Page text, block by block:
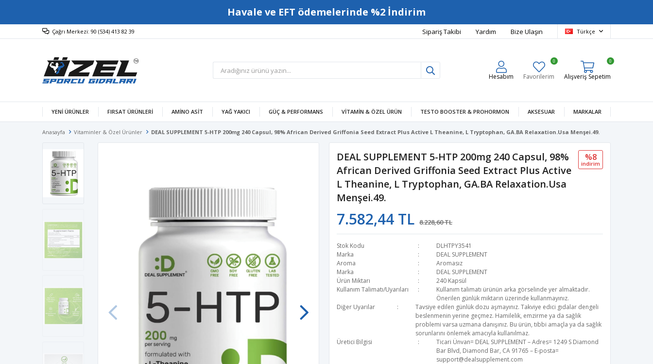
Havale ve EFT ödemelerinde %2 İndirim
Çağrı Merkezi: 90 (534) 413 82 39 Sipariş Takibi Yardım Bize Ulaşın Türkçe
Hesabım Favorilerim
0
Alışveriş Sepetim
0
YENİ ÜRÜNLER FIRSAT ÜRÜNLERİ AMINO ASIT YAĞ YAKICI GÜÇ & PERFORMANS VITAMIN & ÖZEL ÜRÜN TESTO BOOSTER & PROHORMON AKSESUAR MARKALAR
Anasayfa Vitaminler & Özel Ürünler DEAL SUPPLEMENT 5-HTP 200mg 240 Capsul, 98% African Derived Griffonia Seed Extract Plus Active L Theanine, L Tryptophan, GA.BA Relaxation.Usa Menşei.49.
DEAL SUPPLEMENT 5-HTP 200mg 240 Capsul, 98%
African Derived Griffonia Seed Extract Plus Active
L Theanine, L Tryptophan, GA.BA Relaxation.Usa
Menşei.49.
7.582,44 TL 8.228,60 TL
%8
i̇ndi̇ri̇m
Stok Kodu
DLHTPY3541
Marka
DEAL SUPPLEMENT
Aroma
Aromasız
Marka
DEAL SUPPLEMENT
Ürün Miktarı
240 Kapsül
Kullanım Talimatı/Uyarıları
Kullanım talimatı ürünün arka görselinde yer almaktadır.
Önerilen günlük miktarın üzerinde kullanmayınız.
Diğer Uyarılar
Tavsiye edilen günlük dozu aşmayınız. Takviye edici gıdalar dengeli
beslenmenin yerine geçmez. Hamilelik, emzirme ya da sağlık
problemi varsa uzmana danışınız. Bu ürün, tıbbi amaçla ya da sağlık
sorunlarını önlemek amacıyla kullanılmaz.
Üretici Bilgisi
Ticari Ünvan= DEAL SUPPLEMENT – Adres= 1249 S Diamond
Bar Blvd, Diamond Bar, CA 91765 – E-posta=
support@dealsupplement.com